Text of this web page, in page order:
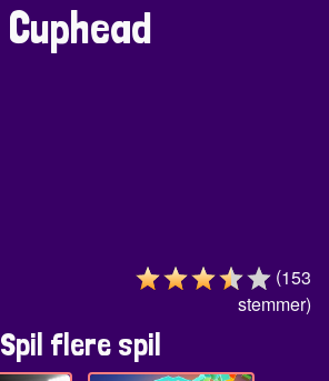
Cuphead
(153
stemmer)
Spil flere spil